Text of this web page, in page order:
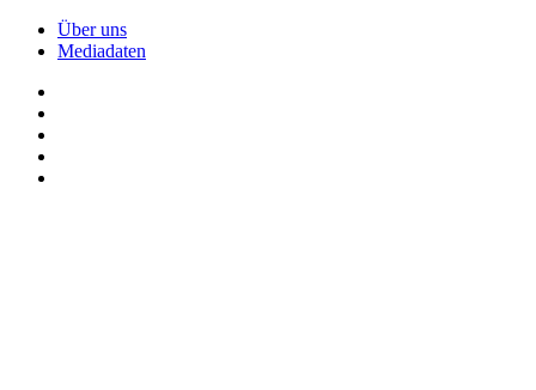
Über uns
Mediadaten